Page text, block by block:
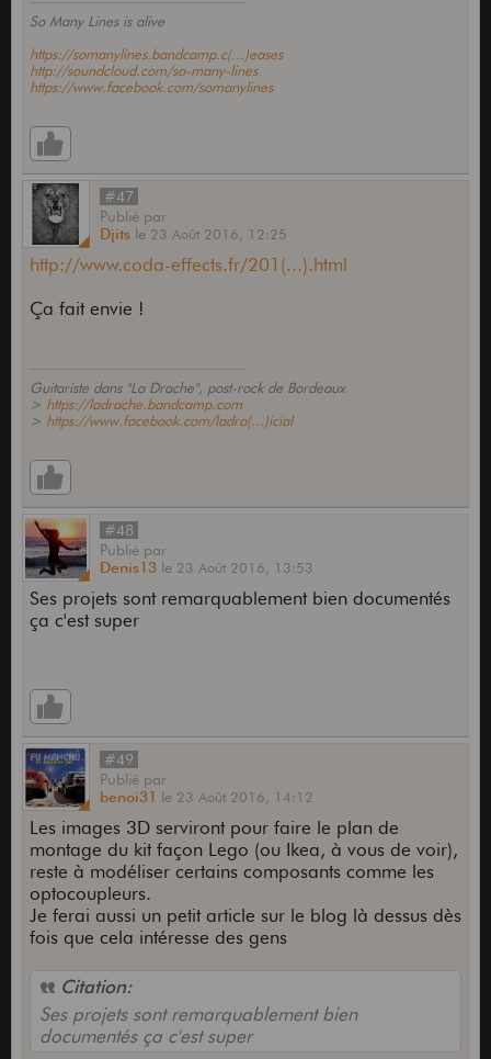
So Many Lines is alive
https://somanylines.bandcamp.c(...)eases
http://soundcloud.com/so-many-lines
https://www.facebook.com/somanylines
#47
Publié par
Djits le 23 Août 2016, 12:25
http://www.coda-effects.fr/201(...).html
Ça fait envie !
Guitariste dans "La Drache", post-rock de Bordeaux
> https://ladrache.bandcamp.com
> https://www.facebook.com/ladra(...)icial
#48
Publié par
Denis13 le 23 Août 2016, 13:53
Ses projets sont remarquablement bien documentés
ça c'est super
#49
Publié par
benoi31 le 23 Août 2016, 14:12
Les images 3D serviront pour faire le plan de
montage du kit façon Lego (ou Ikea, à vous de voir),
reste à modéliser certains composants comme les
optocoupleurs.
Je ferai aussi un petit article sur le blog là dessus dès
fois que cela intéresse des gens
Citation:
Ses projets sont remarquablement bien
documentés ça c'est super